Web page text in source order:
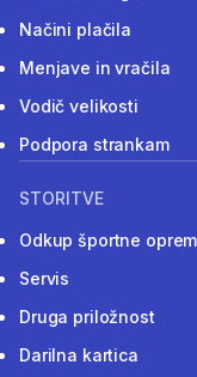
Načini plačila
Menjave in vračila
Vodič velikosti
Podpora strankam
STORITVE
Odkup športne
Servis
Druga priložnost
Darilna kartica